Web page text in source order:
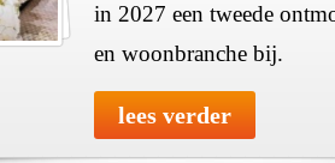
in 2027 een tweede
en woonbranche bij.
lees verder